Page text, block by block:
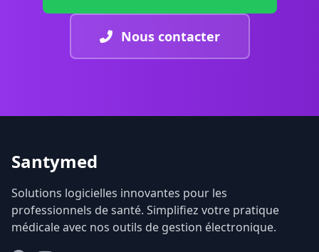
Nous contacter
Santymed
Solutions logicielles innovantes pour les
professionnels de santé. Simplifiez votre pratique
médicale avec nos outils de gestion électronique.